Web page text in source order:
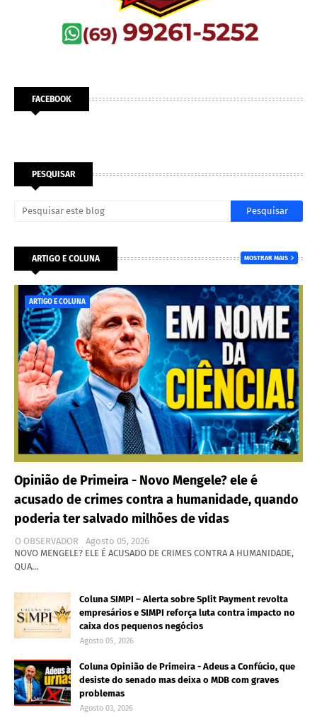
FACEBOOK
PESQUISAR
ARTIGO E COLUNA MOSTRAR MAIS
ARTIGO E COLUNA
Opinião de Primeira - Novo Mengele? ele é
acusado de crimes contra a humanidade, quando
poderia ter salvado milhões de vidas
O OBSERVADOR
Agosto 05, 2026
NOVO MENGELE? ELE É ACUSADO DE CRIMES CONTRA A HUMANIDADE,
QUA…
Coluna SIMPI – Alerta sobre Split Payment revolta
empresários e SIMPI reforça luta contra impacto no
caixa dos pequenos negócios
Agosto 05, 2026
Coluna Opinião de Primeira - Adeus a Confúcio, que
desiste do senado mas deixa o MDB com graves
problemas
Agosto 03, 2026